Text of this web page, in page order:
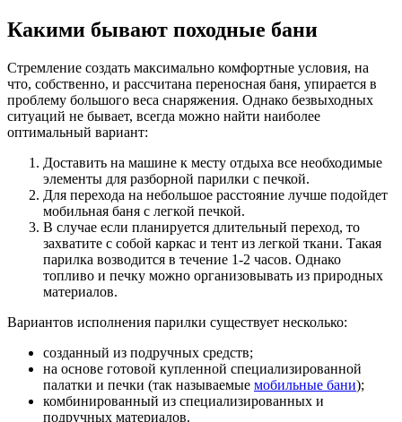
Какими бывают походные бани
Стремление создать максимально комфортные условия, на
что, собственно, и рассчитана переносная баня, упирается в
проблему большого веса снаряжения. Однако безвыходных
ситуаций не бывает, всегда можно найти наиболее
оптимальный вариант:
Доставить на машине к месту отдыха все необходимые
элементы для разборной парилки с печкой.
Для перехода на небольшое расстояние лучше подойдет
мобильная баня с легкой печкой.
В случае если планируется длительный переход, то
захватите с собой каркас и тент из легкой ткани. Такая
парилка возводится в течение 1-2 часов. Однако
топливо и печку можно организовывать из природных
материалов.
Вариантов исполнения парилки существует несколько:
созданный из подручных средств;
на основе готовой купленной специализированной
палатки и печки (так называемые мобильные бани);
комбинированный из специализированных и
подручных материалов.